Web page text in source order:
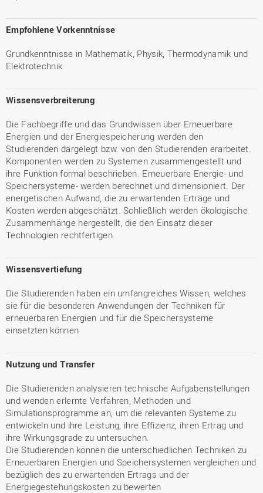
Empfohlene Vorkenntnisse
Grundkenntnisse in Mathematik, Physik, Thermodynamik und
Elektrotechnik
Wissensverbreiterung
Die Fachbegriffe und das Grundwissen über Erneuerbare
Energien und der Energiespeicherung werden den
Studierenden dargelegt bzw. von den Studierenden erarbeitet.
Komponenten werden zu Systemen zusammengestellt und
ihre Funktion formal beschrieben. Erneuerbare Energie- und
Speichersysteme- werden berechnet und dimensioniert. Der
energetischen Aufwand, die zu erwartenden Erträge und
Kosten werden abgeschätzt. Schließlich werden ökologische
Zusammenhänge hergestellt, die den Einsatz dieser
Technologien rechtfertigen.
Wissensvertiefung
Die Studierenden haben ein umfangreiches Wissen, welches
sie für die besonderen Anwendungen der Techniken für
erneuerbaren Energien und für die Speichersysteme
einsetzten können
Nutzung und Transfer
Die Studierenden analysieren technische Aufgabenstellungen
und wenden erlernte Verfahren, Methoden und
Simulationsprogramme an, um die relevanten Systeme zu
entwickeln und ihre Leistung, ihre Effizienz, ihren Ertrag und
ihre Wirkungsgrade zu untersuchen.
Die Studierenden können die unterschiedlichen Techniken zu
Erneuerbaren Energien und Speichersystemen vergleichen und
bezüglich des zu erwartenden Ertrags und der
Energiegestehungskosten zu bewerten